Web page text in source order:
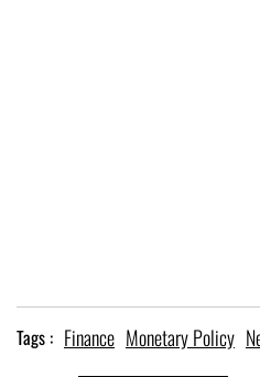
Tags : Finance Monetary Policy